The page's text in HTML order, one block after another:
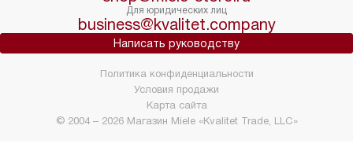
Для юридических лиц
business@kvalitet.company
Написать руководству
© 2004 – 2026 Магазин Miele «Kvalitet Trade, LLC»
Политика конфиденциальности
Условия продажи
Карта сайта